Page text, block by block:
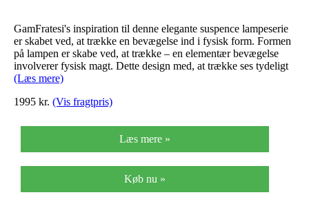
Sort
GamFratesi's inspiration til denne elegante suspence lampeserie
er skabet ved, at trække en bevægelse ind i fysisk form. Formen
på lampen er skabe ved, at trække – en elementær bevægelse
involverer fysisk magt. Dette design med, at trække ses tydeligt
(Læs mere)
1995 kr. (Vis fragtpris)
Læs mere »
Køb nu »